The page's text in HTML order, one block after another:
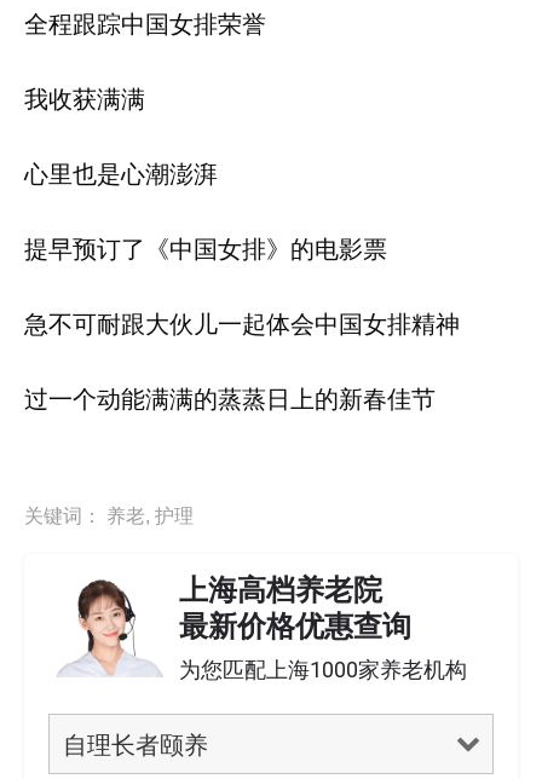
全程跟踪中国女排荣誉
我收获满满
心里也是心潮澎湃
提早预订了《中国女排》的电影票
急不可耐跟大伙儿一起体会中国女排精神
过一个动能满满的蒸蒸日上的新春佳节
关键词： 养老, 护理
上海高档养老院
最新价格优惠查询
为您匹配上海1000家养老机构